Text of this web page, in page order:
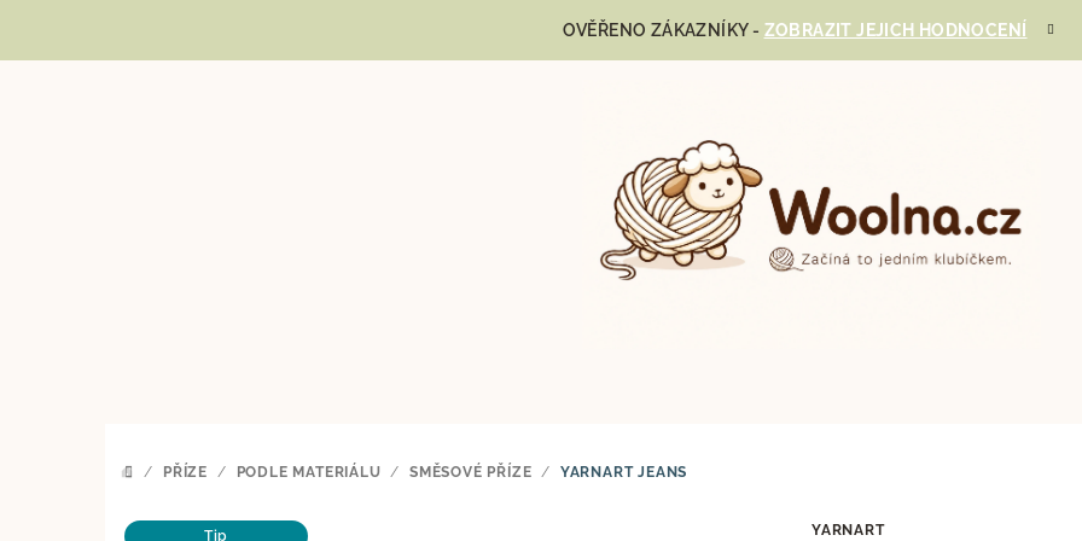
OVĚŘENO ZÁKAZNÍKY - ZOBRAZIT JEJICH HODNOCENÍ
DOMŮ
/ PŘÍZE / PODLE MATERIÁLU / SMĚSOVÉ PŘÍZE / YARNART JEANS
YARNART
Tip